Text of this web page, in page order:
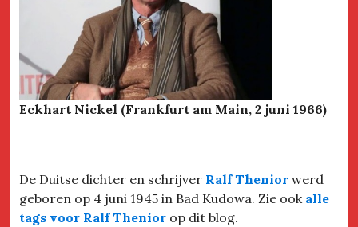
Eckhart Nickel (Frankfurt am Main, 2 juni 1966)
De Duitse dichter en schrijver Ralf Thenior werd
geboren op 4 juni 1945 in Bad Kudowa. Zie ook alle
tags voor Ralf Thenior op dit blog.